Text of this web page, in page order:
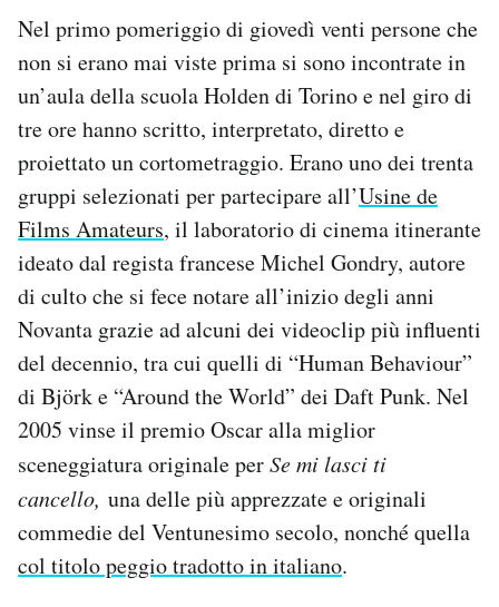
Newsletter
Notifiche mobile
Regala il Post
Hai bisogno di aiuto?
Nel primo pomeriggio di giovedì venti persone che
non si erano mai viste prima si sono incontrate in
un’aula della scuola Holden di Torino e nel giro di
tre ore hanno scritto, interpretato, diretto e
proiettato un cortometraggio. Erano uno dei trenta
gruppi selezionati per partecipare all’Usine de
Films Amateurs, il laboratorio di cinema itinerante
ideato dal regista francese Michel Gondry, autore
di culto che si fece notare all’inizio degli anni
Novanta grazie ad alcuni dei videoclip più influenti
del decennio, tra cui quelli di “Human Behaviour”
di Björk e “Around the World” dei Daft Punk. Nel
2005 vinse il premio Oscar alla miglior
sceneggiatura originale perSe mi lasci ti
cancello, una delle più apprezzate e originali
commedie del Ventunesimo secolo, nonché quella
col titolo peggio tradotto in italiano.